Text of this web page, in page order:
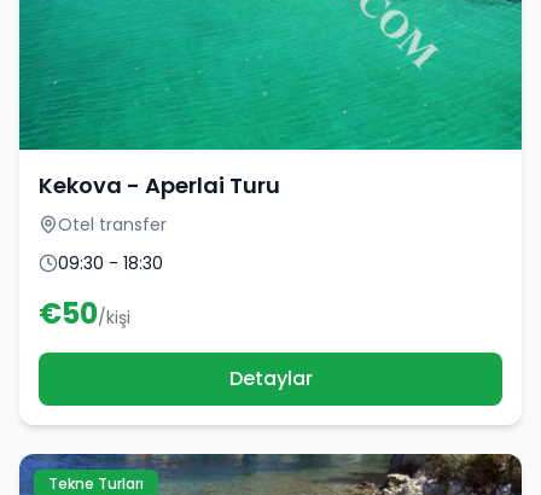
Kekova - Aperlai Turu
Otel transfer
09:30 - 18:30
€50/kişi
Detaylar
Tekne Turları